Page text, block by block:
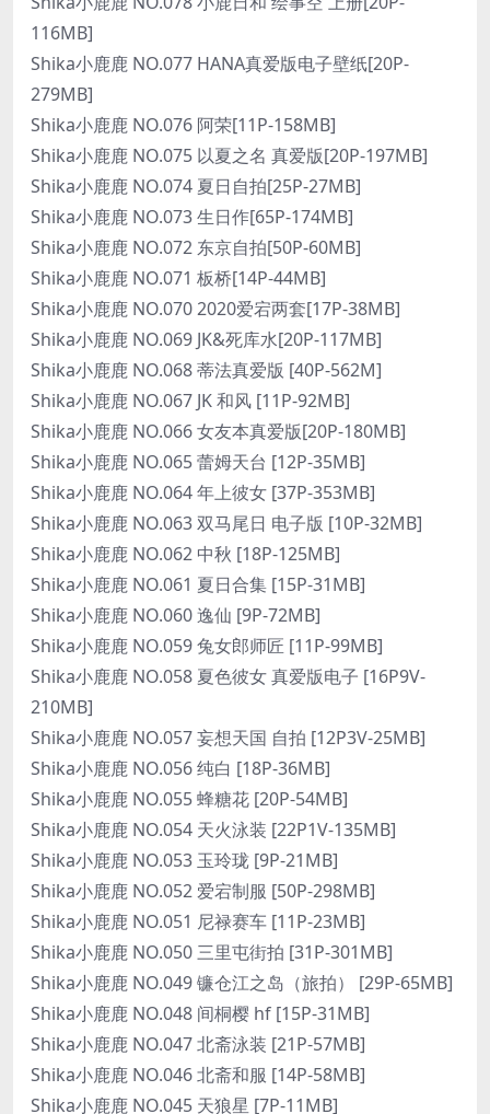
116MB]
Shika小鹿鹿 NO.077 HANA真爱版电子壁纸[20P-
279MB]
Shika小鹿鹿 NO.076 阿荣[11P-158MB]
Shika小鹿鹿 NO.075 以夏之名 真爱版[20P-197MB]
Shika小鹿鹿 NO.074 夏日自拍[25P-27MB]
Shika小鹿鹿 NO.073 生日作[65P-174MB]
Shika小鹿鹿 NO.072 东京自拍[50P-60MB]
Shika小鹿鹿 NO.071 板桥[14P-44MB]
Shika小鹿鹿 NO.070 2020爱宕两套[17P-38MB]
Shika小鹿鹿 NO.069 JK&死库水[20P-117MB]
Shika小鹿鹿 NO.068 蒂法真爱版 [40P-562M]
Shika小鹿鹿 NO.067 JK 和风 [11P-92MB]
Shika小鹿鹿 NO.066 女友本真爱版[20P-180MB]
Shika小鹿鹿 NO.065 蕾姆天台 [12P-35MB]
Shika小鹿鹿 NO.064 年上彼女 [37P-353MB]
Shika小鹿鹿 NO.063 双马尾日 电子版 [10P-32MB]
Shika小鹿鹿 NO.062 中秋 [18P-125MB]
Shika小鹿鹿 NO.061 夏日合集 [15P-31MB]
Shika小鹿鹿 NO.060 逸仙 [9P-72MB]
Shika小鹿鹿 NO.059 兔女郎师匠 [11P-99MB]
Shika小鹿鹿 NO.058 夏色彼女 真爱版电子 [16P9V-
210MB]
Shika小鹿鹿 NO.057 妄想天国 自拍 [12P3V-25MB]
Shika小鹿鹿 NO.056 纯白 [18P-36MB]
Shika小鹿鹿 NO.055 蜂糖花 [20P-54MB]
Shika小鹿鹿 NO.054 天火泳装 [22P1V-135MB]
Shika小鹿鹿 NO.053 玉玲珑 [9P-21MB]
Shika小鹿鹿 NO.052 爱宕制服 [50P-298MB]
Shika小鹿鹿 NO.051 尼禄赛车 [11P-23MB]
Shika小鹿鹿 NO.050 三里屯街拍 [31P-301MB]
Shika小鹿鹿 NO.049 镰仓江之岛（旅拍） [29P-65MB]
Shika小鹿鹿 NO.048 间桐樱 hf [15P-31MB]
Shika小鹿鹿 NO.047 北斋泳装 [21P-57MB]
Shika小鹿鹿 NO.046 北斋和服 [14P-58MB]
Shika小鹿鹿 NO.045 天狼星 [7P-11MB]